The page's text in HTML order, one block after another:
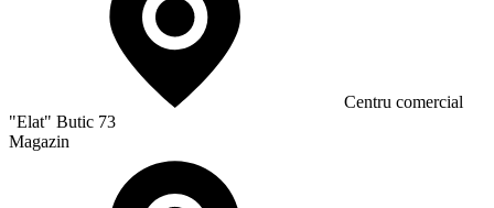
Сentru comercial
"Elat" Butic 73
Magazin